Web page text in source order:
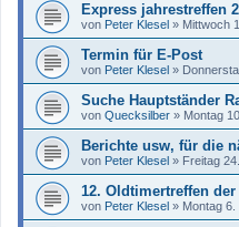
Express jahrestreffen
von Peter Klesel » Mittwoch
Termin für E-Post
von Peter Klesel »
Suche Hauptständer
von Quecksilber » Montag
Berichte usw, für die
von Peter Klesel » Freitag
12. Oldtimertreffen
von Peter Klesel » Montag